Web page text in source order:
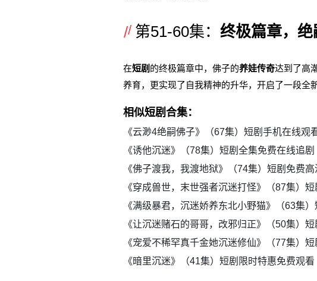
第51-60集： 终极篇章，
在短剧 的终极篇章中，佛子的养娃传奇达到了高
养育，更实现了自我精神的升华，开启了一段全
相似短剧合集：
《云渺4绝嗣佛子》（67集）短剧手机在线观
《诱他沉迷》（78集）短剧全集免费在线追剧
《佛子渡我，我渡地狱》（74集）短剧免费
《穿成兽世，末世强者沉迷打怪》（87集）
《满级暴君，沉迷娇养东北小野猫》（63集
《让沉迷赌石的哥哥，改邪归正》（50集）
《宠爱不稀罕真千金她沉迷修仙》（77集）
《暗里沉迷》（41集）短剧限时特惠免费观看